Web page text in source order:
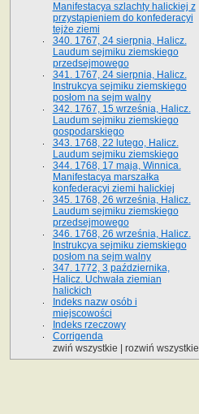
Manifestacya szlachty halickiej z
przystąpieniem do konfederacyi
tejże ziemi
340. 1767, 24 sierpnia, Halicz.
Laudum sejmiku ziemskiego
przedsejmowego
341. 1767, 24 sierpnia, Halicz.
Instrukcya sejmiku ziemskiego
posłom na sejm walny
342. 1767, 15 września, Halicz.
Laudum sejmiku ziemskiego
gospodarskiego
343. 1768, 22 lutego, Halicz.
Laudum sejmiku ziemskiego
344. 1768, 17 maja, Winnica.
Manifestacya marszałka
konfederacyi ziemi halickiej
345. 1768, 26 września, Halicz.
Laudum sejmiku ziemskiego
przedsejmowego
346. 1768, 26 września, Halicz.
Instrukcya sejmiku ziemskiego
posłom na sejm walny
347. 1772, 3 października,
Halicz. Uchwała ziemian
halickich
Indeks nazw osób i
miejscowości
Indeks rzeczowy
Corrigenda
zwiń wszystkie
rozwiń wszystkie